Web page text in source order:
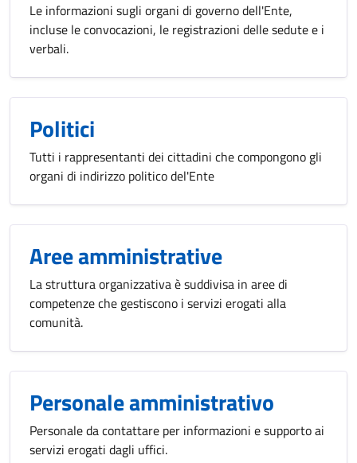
Le informazioni sugli organi di governo dell'Ente,
incluse le convocazioni, le registrazioni delle sedute e i
verbali.
Politici
Tutti i rappresentanti dei cittadini che compongono gli
organi di indirizzo politico del'Ente
Aree amministrative
La struttura organizzativa è suddivisa in aree di
competenze che gestiscono i servizi erogati alla
comunità.
Personale amministrativo
Personale da contattare per informazioni e supporto ai
servizi erogati dagli uffici.